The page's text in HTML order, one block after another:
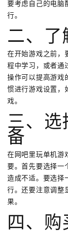
要考虑自己的电脑
行。
二、了
在开始游戏之前，
程中学习，或者通
操作可以提高游戏
惯进行游戏设置，
戏。
三、选
备
在网吧里玩单机游
要。首先要选择一
造成不适。要选择
行。还要注意调整
果。
四、购